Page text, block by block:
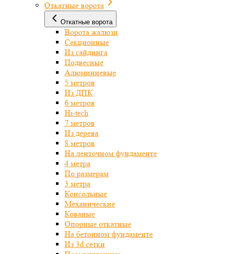
Откатные ворота
Откатные ворота
Ворота жалюзи
Секционные
Из сайдинга
Подвесные
Алюминиевые
5 метров
Из ДПК
6 метров
Hi-tech
7 метров
Из дерева
8 метров
На ленточном фундаменте
4 метра
По размерам
3 метра
Консольные
Механические
Кованые
Опорные откатные
На бетонном фундаменте
Из 3d сетки